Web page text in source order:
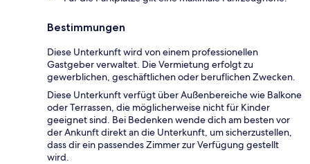
Bestimmungen
Diese Unterkunft wird von einem professionellen
Gastgeber verwaltet. Die Vermietung erfolgt zu
gewerblichen, geschäftlichen oder beruflichen Zwecken.
Diese Unterkunft verfügt über Außenbereiche wie Balkone
oder Terrassen, die möglicherweise nicht für Kinder
geeignet sind. Bei Bedenken wende dich am besten vor
der Ankunft direkt an die Unterkunft, um sicherzustellen,
dass dir ein passendes Zimmer zur Verfügung gestellt
wird.